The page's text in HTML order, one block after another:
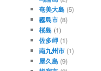
奄美大島 (5)
霧島市 (8)
桜島 (1)
佐多岬 (1)
南九州市 (1)
屋久島 (9)